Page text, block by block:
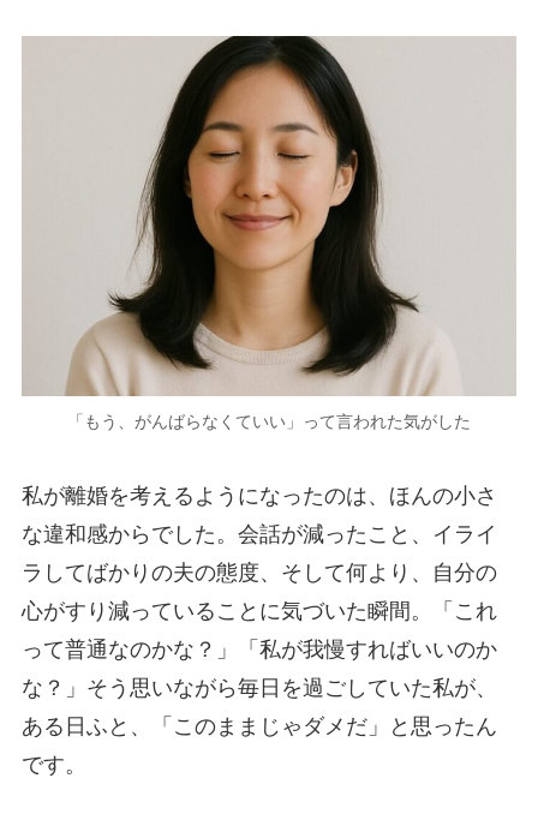
「もう、がんばらなくていい」って言われた気がした
私が離婚を考えるようになったのは、ほんの小さ
な違和感からでした。会話が減ったこと、イライ
ラしてばかりの夫の態度、そして何より、自分の
心がすり減っていることに気づいた瞬間。「これ
って普通なのかな？」「私が我慢すればいいのか
な？」そう思いながら毎日を過ごしていた私が、
ある日ふと、「このままじゃダメだ」と思ったん
です。